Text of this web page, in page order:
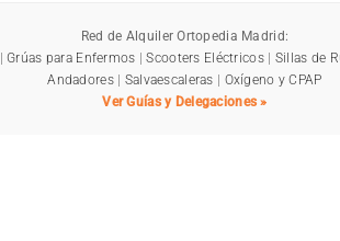
Red de Alquiler Ortopedia Madrid:
|Grúas para Enfermos |Scooters Eléctricos| Sillas de
Andadores| Salvaescaleras | Oxígeno y CPAP
Ver Guías y Delegaciones »